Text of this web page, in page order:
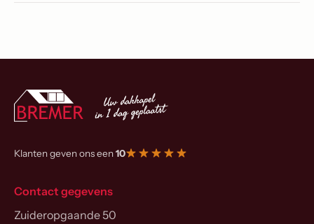
Klanten geven ons een10
Contact gegevens
Zuideropgaande 50